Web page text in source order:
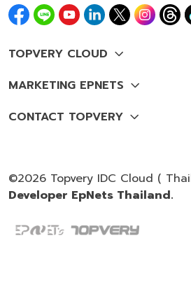
©2026 Topvery IDC Cloud (
Developer EpNets Thailand.